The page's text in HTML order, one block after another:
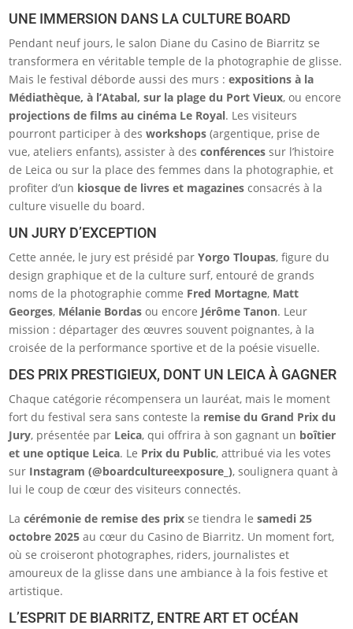
UNE IMMERSION DANS LA CULTURE BOARD
Pendant neuf jours, le salon Diane du Casino de Biarritz se
transformera en véritable temple de la photographie de glisse.
Mais le festival déborde aussi des murs :expositions à la
Médiathèque, à l’Atabal, sur la plage du Port Vieux, ou encore
projections de films au cinéma Le Royal. Les visiteurs
pourront participer à desworkshops (argentique, prise de
vue, ateliers enfants), assister à desconférences sur l’histoire
de Leica ou sur la place des femmes dans la photographie, et
profiter d’un kiosque de livres et magazines consacrés à la
culture visuelle du board.
UN JURY D’EXCEPTION
Cette année, le jury est présidé parYorgo Tloupas, figure du
design graphique et de la culture surf, entouré de grands
noms de la photographie comme Fred Mortagne, Matt
Georges, Mélanie Bordas ou encore Jérôme Tanon. Leur
mission : départager des œuvres souvent poignantes, à la
croisée de la performance sportive et de la poésie visuelle.
DES PRIX PRESTIGIEUX, DONT UN LEICA À GAGNER
Chaque catégorie récompensera un lauréat, mais le moment
fort du festival sera sans conteste la remise du Grand Prix du
Jury, présentée par Leica, qui offrira à son gagnant un boîtier
et une optique Leica. Le Prix du Public, attribué via les votes
sur Instagram (@boardcultureexposure_), soulignera quant à
lui le coup de cœur des visiteurs connectés.
Lacérémonie de remise des prix se tiendra lesamedi 25
octobre 2025 au cœur du Casino de Biarritz. Un moment fort,
où se croiseront photographes, riders, journalistes et
amoureux de la glisse dans une ambiance à la fois festive et
artistique.
L’ESPRIT DE BIARRITZ, ENTRE ART ET OCÉAN